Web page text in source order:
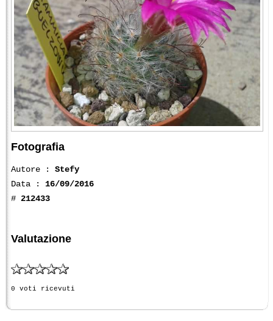
Fotografia
Autore : Stefy
Data : 16/09/2016
# 212433
Valutazione
0 voti ricevuti